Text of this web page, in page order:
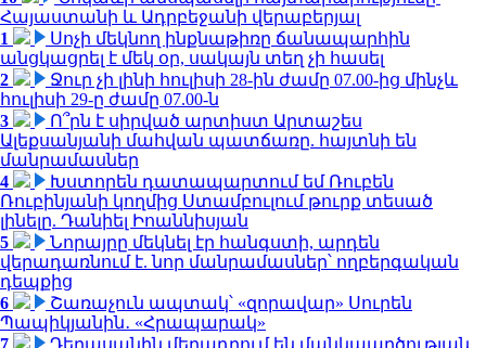
Հայաստանի և Ադրբեջանի վերաբերյալ
1
Սոչի մեկնող ինքնաթիռը ճանապարհին
անցկացրել է մեկ օր, սակայն տեղ չի հասել
2
Ջուր չի լինի հուլիսի 28-ին ժամը 07.00-ից մինչև
հուլիսի 29-ը ժամը 07.00-ն
3
Ո՞րն է սիրված արտիստ Արտաշես
Ալեքսանյանի մահվան պատճառը. հայտնի են
մանրամասներ
4
Խստորեն դատապարտում եմ Ռուբեն
Ռուբինյանի կողմից Ստամբուլում թուրք տեսած
լինելը. Դանիել Իոաննիսյան
5
Նորայրը մեկնել էր հանգստի, արդեն
վերադառնում է. նոր մանրամասներ՝ ողբերգական
դեպքից
6
Շառաչուն ապտակ՝ «զորավար» Սուրեն
Պապիկյանին․ «Հրապարակ»
7
Դերասանին մեղադրում են մանկապղծության